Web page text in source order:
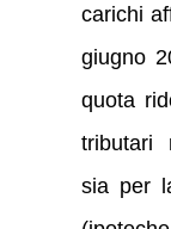
carichi
giugno
quota
tributari
sia per